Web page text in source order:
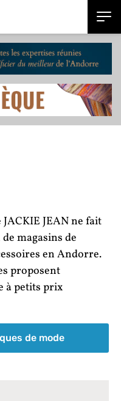
JEAN ne fait
magasins de
en Andorre.
proposent
à petits prix
de mode